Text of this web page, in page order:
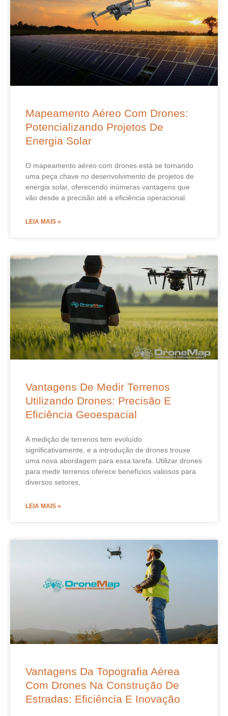
Mapeamento Aéreo Com Drones:
Potencializando Projetos De
Energia Solar
O mapeamento aéreo com drones está se tornando
uma peça chave no desenvolvimento de projetos de
energia solar, oferecendo inúmeras vantagens que
vão desde a precisão até a eficiência operacional.
LEIA MAIS »
Vantagens De Medir Terrenos
Utilizando Drones: Precisão E
Eficiência Geoespacial
A medição de terrenos tem evoluído
significativamente, e a introdução de drones trouxe
uma nova abordagem para essa tarefa. Utilizar drones
para medir terrenos oferece benefícios valiosos para
diversos setores,
LEIA MAIS »
Vantagens Da Topografia Aérea
Com Drones Na Construção De
Estradas: Eficiência E Inovação